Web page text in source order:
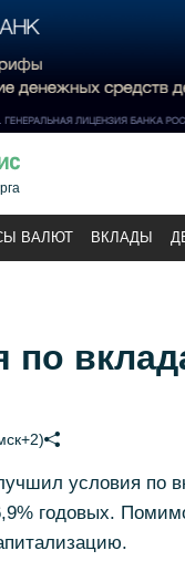
ВАЛЮТ ВКЛАДЫ
по
условия по
годовых.